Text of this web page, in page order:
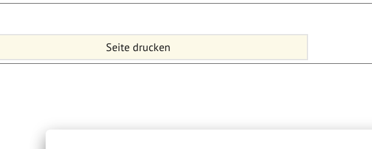
Seite drucken